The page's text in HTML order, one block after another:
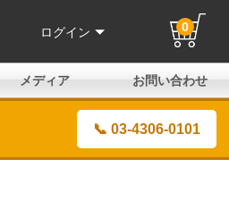
ログイン 0
メディア お問い合わせ
📞 03-4306-0101